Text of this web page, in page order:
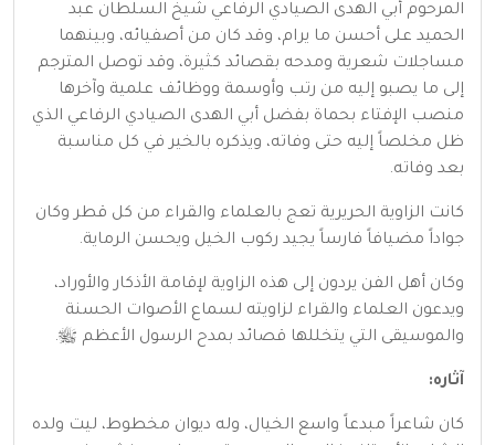
المرحوم أبي الهدى الصيادي الرفاعي شيخ السلطان عبد
الحميد على أحسن ما يرام، وقد كان من أصفيائه، وبينهما
مساجلات شعرية ومدحه بقصائد كثيرة، وقد توصل المترجم
إلى ما يصبو إليه من رتب وأوسمة ووظائف علمية وآخرها
منصب الإفتاء بحماة بفضل أبي الهدى الصيادي الرفاعي الذي
ظل مخلصاً إليه حتى وفاته، ويذكره بالخير في كل مناسبة
بعد وفاته.
كانت الزاوية الحريرية تعج بالعلماء والقراء من كل قطر وكان
جواداً مضيافاً فارساً يجيد ركوب الخيل ويحسن الرماية.
وكان أهل الفن يردون إلى هذه الزاوية لإقامة الأذكار والأوراد،
ويدعون العلماء والقراء لزاويته لسماع الأصوات الحسنة
والموسيقى التي يتخللها قصائد بمدح الرسول الأعظم ﷺ.
آثاره:
كان شاعراً مبدعاً واسع الخيال، وله ديوان مخطوط، ليت ولده